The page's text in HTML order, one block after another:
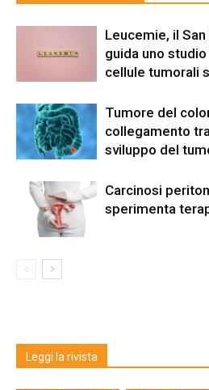
Leucemie, il
guida uno
cellule tumorali
Tumore del
collegamento
sviluppo del
Carcinosi
sperimenta
Leggi la rivista